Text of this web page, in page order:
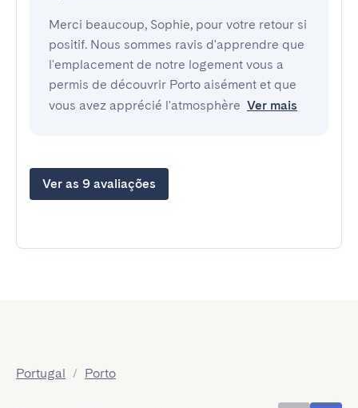
Merci beaucoup, Sophie, pour votre retour si
positif. Nous sommes ravis d'apprendre que
l'emplacement de notre logement vous a
permis de découvrir Porto aisément et que
vous avez apprécié l'atmosphère Ver mais
Ver as 9 avaliações
Portugal / Porto